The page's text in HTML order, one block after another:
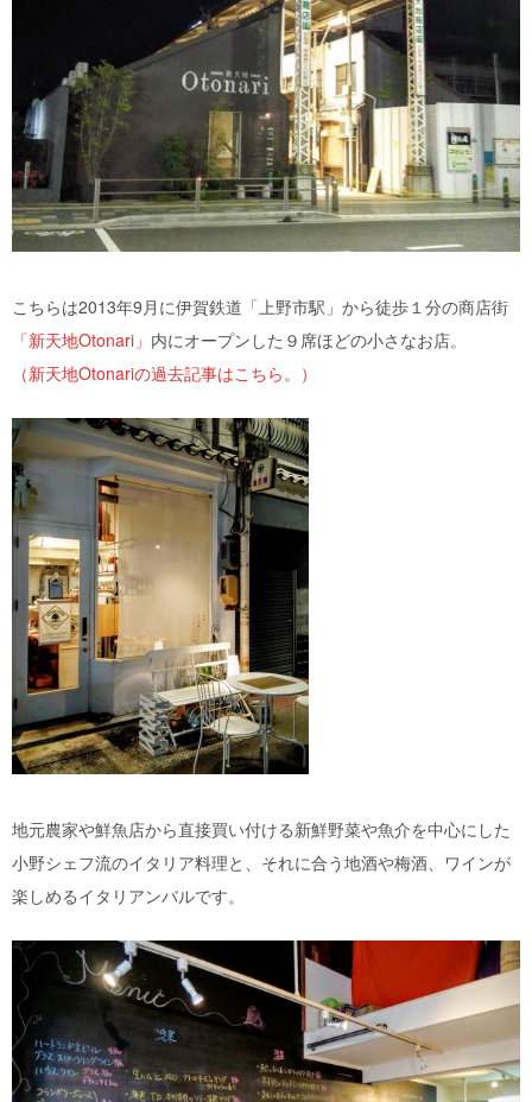
こちらは2013年9月に伊賀鉄道「上野市駅」から徒歩１分の商店街
「新天地Otonari」 内にオープンした９席ほどの小さなお店。
（新天地Otonariの過去記事はこちら。）
地元農家や鮮魚店から直接買い付ける新鮮野菜や魚介を中心にした
小野シェフ流のイタリア料理と、それに合う地酒や梅酒、ワインが
楽しめるイタリアンバルです。